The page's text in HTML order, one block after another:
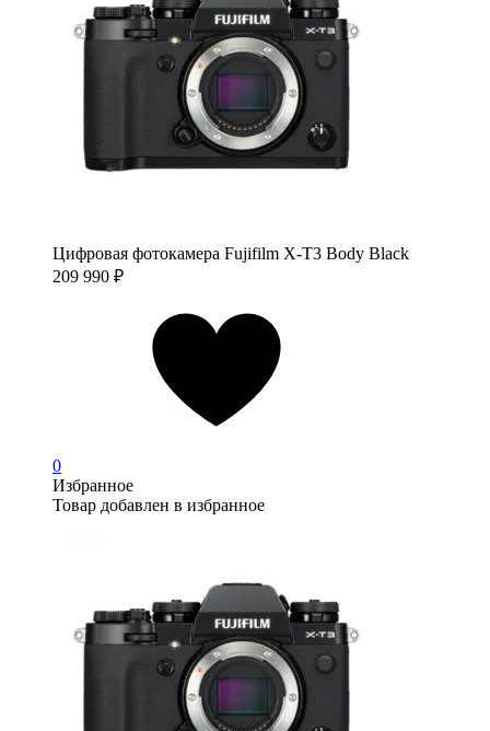
Цифровая фотокамера Fujifilm X-T3 Body Black
209 990 ₽
0
Избранное
Товар добавлен в избранное